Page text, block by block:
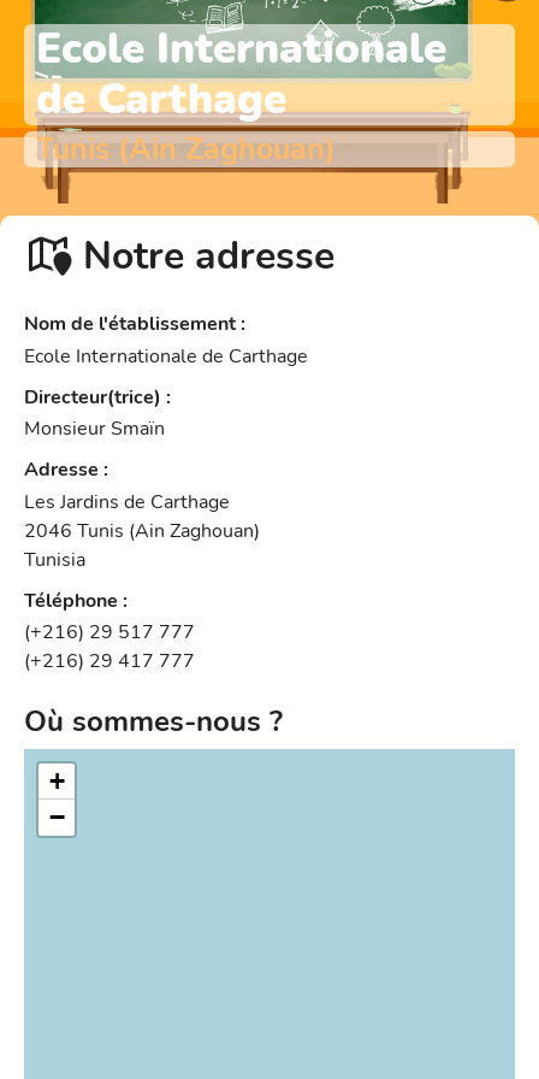
Ecole Internationale
de Carthage
Tunis (Ain Zaghouan)
Notre adresse
Nom de l'établissement :
Ecole Internationale de Carthage
Directeur(trice) :
Monsieur Smaïn
Adresse :
Les Jardins de Carthage
2046 Tunis (Ain Zaghouan)
Tunisia
Téléphone :
(+216) 29 517 777
(+216) 29 417 777
Où sommes-nous ?
+
−